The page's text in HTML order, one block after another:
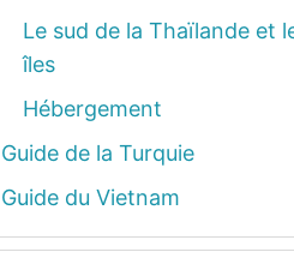
Le sud de la Thaïlande et
îles
Hébergement
Guide de la Turquie
Guide du Vietnam